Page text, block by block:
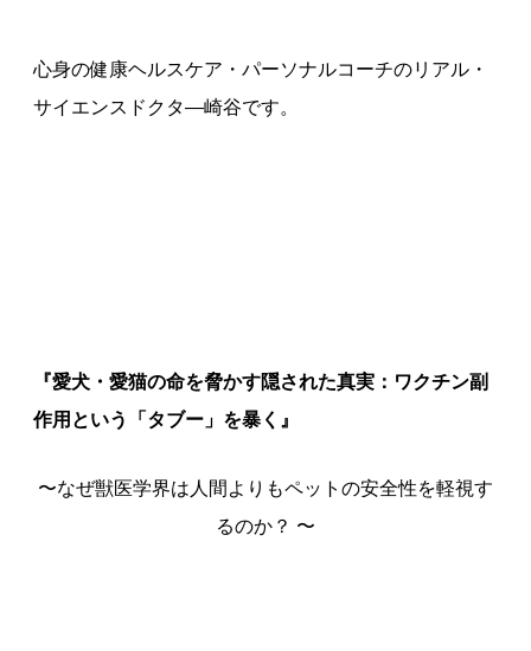
心身の健康ヘルスケア・パーソナルコーチのリアル・
サイエンスドクタ—崎谷です。
『愛犬・愛猫の命を脅かす隠された真実：ワクチン副
作用という「タブー」を暴く』
〜なぜ獣医学界は人間よりもペットの安全性を軽視す
るのか？ 〜